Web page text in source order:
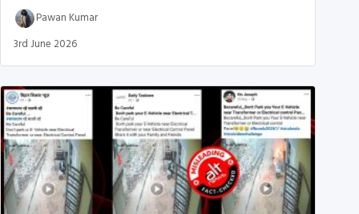
Pawan Kumar
3rd June 2026